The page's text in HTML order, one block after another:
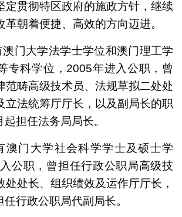
定贯彻特区政府的施政方针，继续
朝着便捷、高效的方向迈进。
门大学法学士学位和澳门理工学
专科学位，2005年进入公职，曾
范畴高级技术员、法规草拟二处处
立法统筹厅厅长，以及副局长的职
担任法务局局长。
澳门大学社会科学学士及硕士学
公职，曾担任行政公职局高级技
处处长、组织绩效及运作厅厅长，
行政公职局代副局长。